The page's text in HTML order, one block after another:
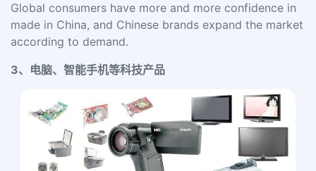
Global consumers have more and more confidence in
made in China, and Chinese brands expand the market
according to demand.
3、电脑、智能手机等科技产品